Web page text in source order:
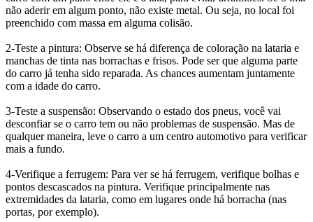
não aderir em algum ponto, não existe metal. Ou seja, no local foi
preenchido com massa em alguma colisão.
2-Teste a pintura: Observe se há diferença de coloração na lataria e
manchas de tinta nas borrachas e frisos. Pode ser que alguma parte
do carro já tenha sido reparada. As chances aumentam juntamente
com a idade do carro.
3-Teste a suspensão: Observando o estado dos pneus, você vai
desconfiar se o carro tem ou não problemas de suspensão. Mas de
qualquer maneira, leve o carro a um centro automotivo para verificar
mais a fundo.
4-Verifique a ferrugem: Para ver se há ferrugem, verifique bolhas e
pontos descascados na pintura. Verifique principalmente nas
extremidades da lataria, como em lugares onde há borracha (nas
portas, por exemplo).